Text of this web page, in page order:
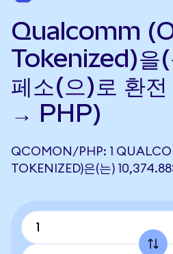
Qualcomm
Tokenized)을(
페소(으)로 환
→ PHP)
QCOMON/PHP: 1
TOKENIZED)은(는)